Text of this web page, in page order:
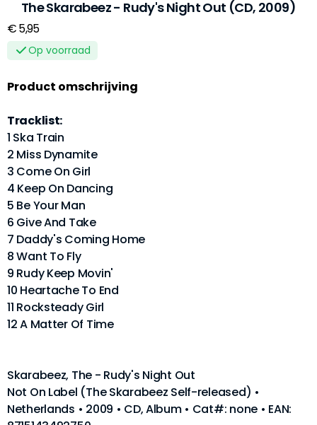
The Skarabeez - Rudy's Night Out (CD, 2009)
€ 5,95
Op voorraad
Product omschrijving
Tracklist:
1 Ska Train
2 Miss Dynamite
3 Come On Girl
4 Keep On Dancing
5 Be Your Man
6 Give And Take
7 Daddy's Coming Home
8 Want To Fly
9 Rudy Keep Movin'
10 Heartache To End
11 Rocksteady Girl
12 A Matter Of Time
Skarabeez, The - Rudy's Night Out
Not On Label (The Skarabeez Self-released) •
Netherlands • 2009 • CD, Album • Cat#: none • EAN: